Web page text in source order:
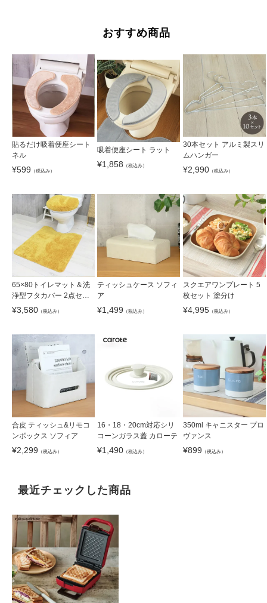
おすすめ商品
貼るだけ吸着便座シート
ネル
¥599 （税込み）
吸着便座シート ラット
¥1,858 （税込み）
30本セット アルミ製スリ
ムハンガー
¥2,990（税込み）
65×80トイレマット＆洗
浄型フタカバー 2点セッ
ト サラ
¥3,580 （税込み）
ティッシュケース ソフィ
ア
¥1,499 （税込み）
スクエアワンプレート 5
枚セット 塗分け
¥4,995（税込み）
合皮 ティッシュ&リモコ
ンボックス ソフィア
¥2,299 （税込み）
16・18・20cm対応シリ
コーンガラス蓋 カローテ
¥1,490 （税込み）
350ml キャニスター プロ
ヴァンス
¥899 （税込み）
最近チェックした商品